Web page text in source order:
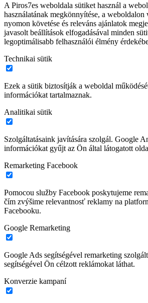
A Piros7es weboldala sütiket használ a
használatának megkönnyítése, a weboldalon
nyomon követése és releváns ajánlatok
javasolt beállítások elfogadásával minden
legoptimálisabb felhasználói élmény
Technikai sütik
Ezek a sütik biztosítják a weboldal
információkat tartalmaznak.
Analitikai sütik
Szolgáltatásaink javítására szolgál. Google
információkat gyűjt az Ön által látogatott
Remarketing Facebook
Pomocou služby Facebook poskytujeme
čím zvýšime relevantnosť reklamy na
Facebooku.
Google Remarketing
Google Ads segítségével remarketing
segítségével Ön célzott reklámokat láthat.
Konverzie kampaní